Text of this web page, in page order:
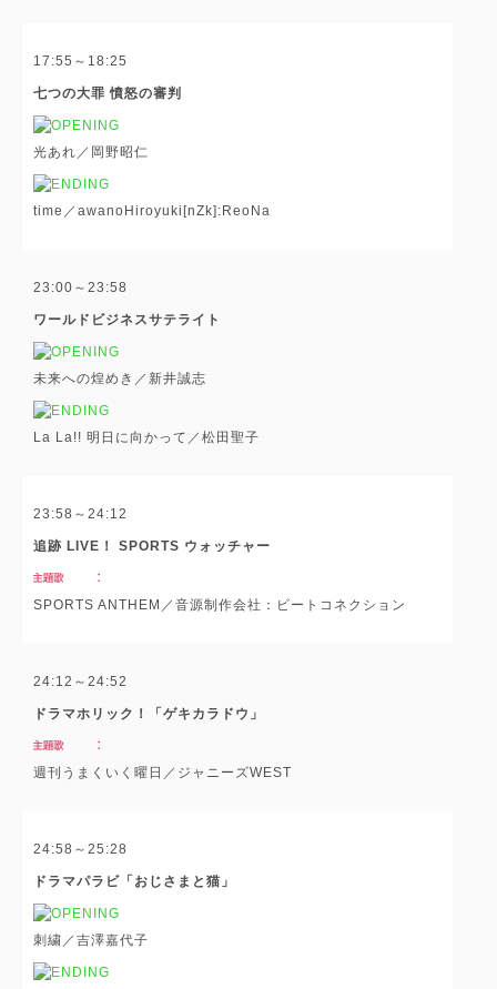
17:55～18:25
七つの大罪 憤怒の審判
光あれ／岡野昭仁
time／awanoHiroyuki[nZk]:ReoNa
23:00～23:58
ワールドビジネスサテライト
未来への煌めき／新井誠志
La La!! 明日に向かって／松田聖子
23:58～24:12
追跡 LIVE！ SPORTS ウォッチャー
SPORTS ANTHEM／音源制作会社：ビートコネクション
24:12～24:52
ドラマホリック！「ゲキカラドウ」
週刊うまくいく曜日／ジャニーズWEST
24:58～25:28
ドラマパラビ「おじさまと猫」
刺繍／吉澤嘉代子